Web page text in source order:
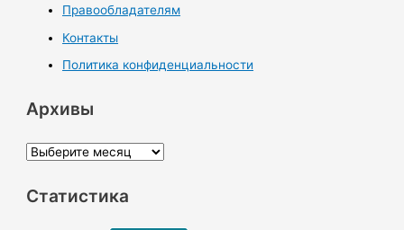
Правообладателям
Контакты
Политика конфиденциальности
Архивы
А
х
Статистика